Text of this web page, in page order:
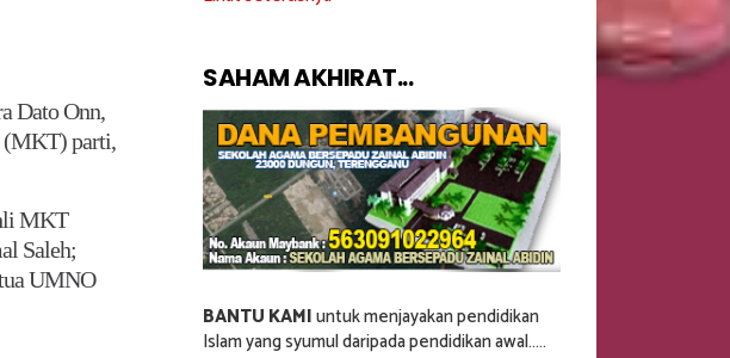
Dato Onn,
(MKT) parti,
MKT
Saleh;
UMNO
SAHAM AKHIRAT...
BANTU KAMIuntuk menjayakan pendidikan
Islam yang syumul daripada pendidikan awal.....